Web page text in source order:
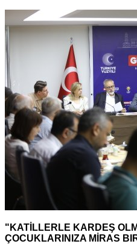
"KATİLLERLE KARDEŞ
ÇOCUKLARINIZA MİRAS